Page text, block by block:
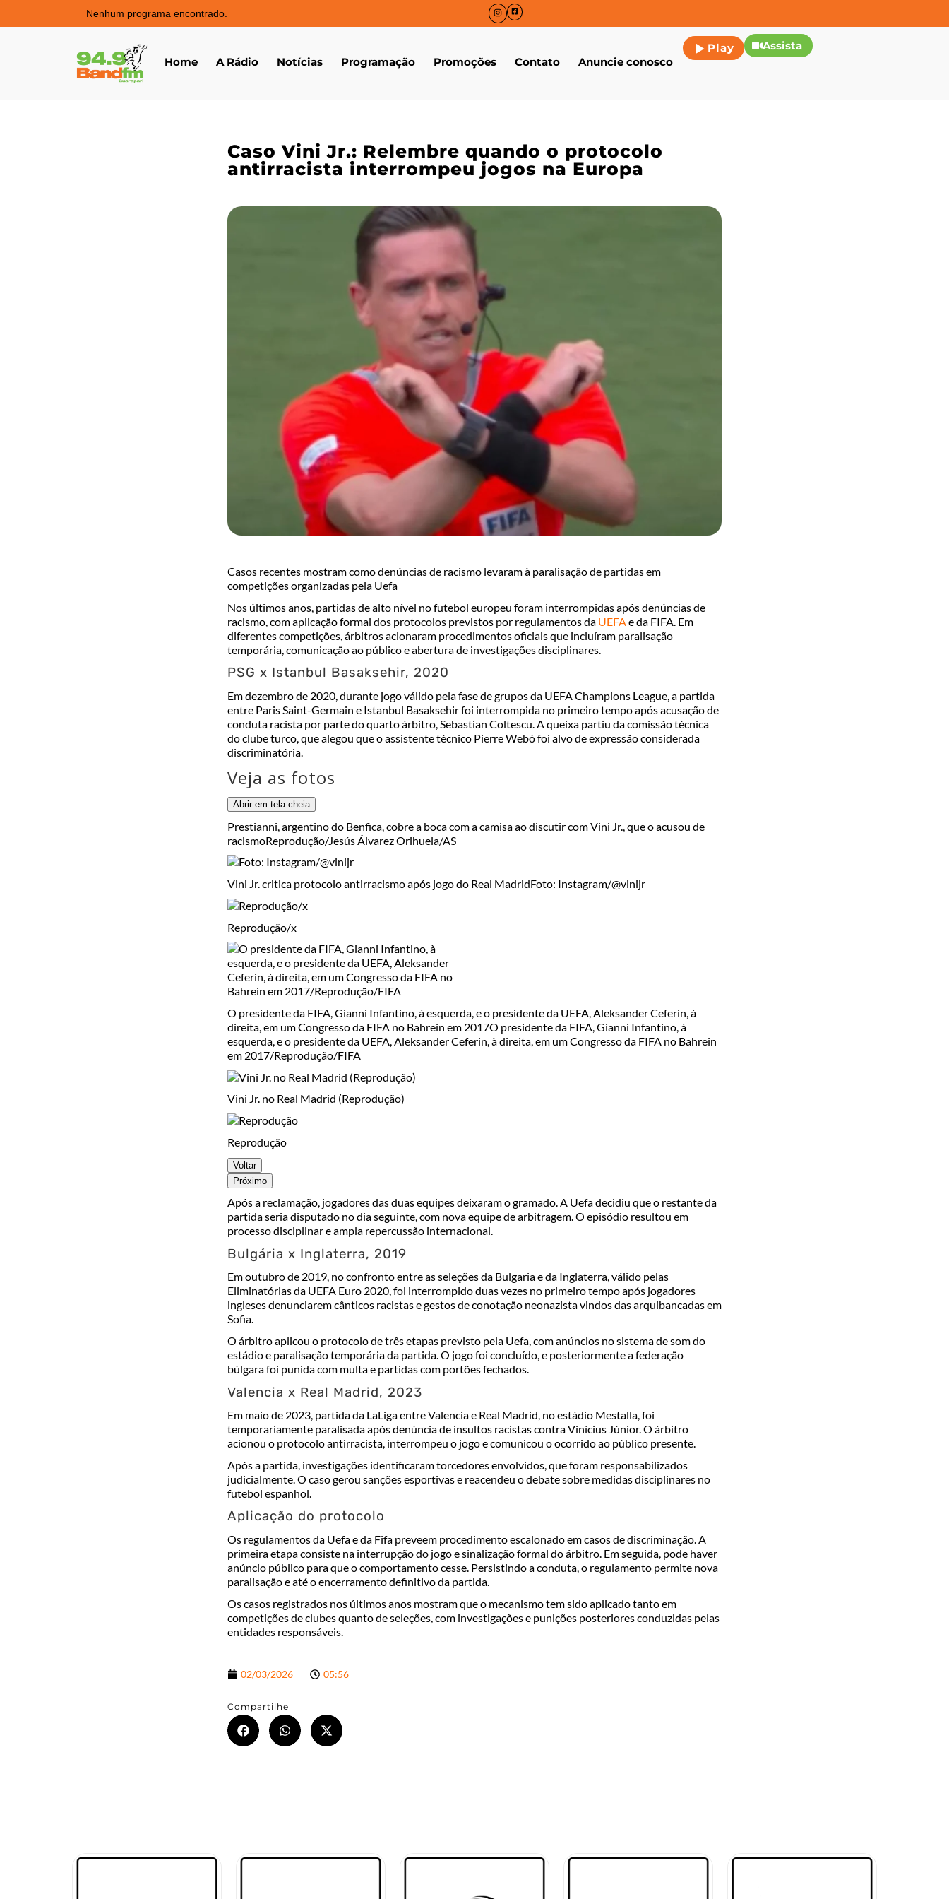
Nenhum programa encontrado.
Home A Rádio Notícias Programação Promoções Contato Anuncie conosco
Play Assista
Caso Vini Jr.: Relembre quando o protocolo
antirracista interrompeu jogos na Europa
Casos recentes mostram como denúncias de racismo levaram à paralisação de partidas em
competições organizadas pela Uefa
Nos últimos anos, partidas de alto nível no futebol europeu foram interrompidas após denúncias de
racismo, com aplicação formal dos protocolos previstos por regulamentos da UEFA e da FIFA . Em
diferentes competições, árbitros acionaram procedimentos oficiais que incluíram paralisação
temporária, comunicação ao público e abertura de investigações disciplinares.
PSG x Istanbul Basaksehir, 2020
Em dezembro de 2020, durante jogo válido pela fase de grupos da UEFA Champions League , a partida
entre Paris Saint-Germain e Istanbul Basaksehirfoi interrompida no primeiro tempo após acusação de
conduta racista por parte do quarto árbitro, Sebastian Coltescu. A queixa partiu da comissão técnica
do clube turco, que alegou que o assistente técnico Pierre Webó foi alvo de expressão considerada
discriminatória.
Veja as fotos
Abrir em tela cheia
Prestianni, argentino do Benfica, cobre a boca com a camisa ao discutir com Vini Jr., que o acusou de
racismoReprodução/Jesús Álvarez Orihuela/AS
Vini Jr. critica protocolo antirracismo após jogo do Real MadridFoto: Instagram/@vinijr
Reprodução/x
O presidente da FIFA, Gianni Infantino, à esquerda, e o presidente da UEFA, Aleksander Ceferin, à
direita, em um Congresso da FIFA no Bahrein em 2017O presidente da FIFA, Gianni Infantino, à
esquerda, e o presidente da UEFA, Aleksander Ceferin, à direita, em um Congresso da FIFA no Bahrein
em 2017/Reprodução/FIFA
Vini Jr. no Real Madrid (Reprodução)
Reprodução
Voltar
Próximo
Após a reclamação, jogadores das duas equipes deixaram o gramado. A Uefa decidiu que o restante da
partida seria disputado no dia seguinte, com nova equipe de arbitragem. O episódio resultou em
processo disciplinar e ampla repercussão internacional.
Bulgária x Inglaterra, 2019
Em outubro de 2019, no confronto entre as seleçõesda Bulgariaeda Inglaterra, válido pelas
Eliminatórias da UEFA Euro 2020, foi interrompido duas vezes no primeiro tempo após jogadores
ingleses denunciarem cânticos racistas e gestos de conotação neonazista vindos das arquibancadas em
Sofia.
O árbitro aplicou o protocolo de três etapas previsto pela Uefa, com anúncios no sistema de som do
estádio e paralisação temporária da partida. O jogo foi concluído, e posteriormente a federação
búlgara foi punida com multa e partidas com portões fechados.
Valencia x Real Madrid, 2023
Em maio de 2023, partida da LaLigaentreValenciae Real Madrid, no estádio Mestalla, foi
temporariamente paralisada após denúncia de insultos racistas contraVinícius Júnior. O árbitro
acionou o protocolo antirracista, interrompeu o jogo e comunicou o ocorrido ao público presente.
Após a partida, investigações identificaram torcedores envolvidos, que foram responsabilizados
judicialmente. O caso gerou sanções esportivas e reacendeu o debate sobre medidas disciplinares no
futebol espanhol.
Aplicação do protocolo
Os regulamentos da Uefa e da Fifa preveem procedimento escalonado em casos de discriminação. A
primeira etapa consiste na interrupção do jogo e sinalização formal do árbitro. Em seguida, pode haver
anúncio público para que o comportamento cesse. Persistindo a conduta, o regulamento permite nova
paralisação e até o encerramento definitivo da partida.
Os casos registrados nos últimos anos mostram que o mecanismo tem sido aplicado tanto em
competições de clubes quanto de seleções, com investigações e punições posteriores conduzidas pelas
entidades responsáveis.
02/03/2026 05:56
Compartilhe